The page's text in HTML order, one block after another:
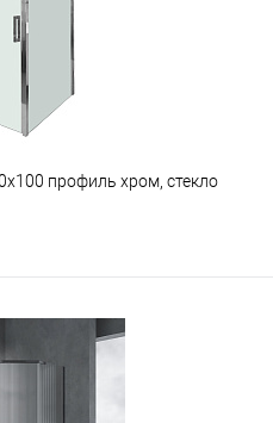
профиль хром, стекло